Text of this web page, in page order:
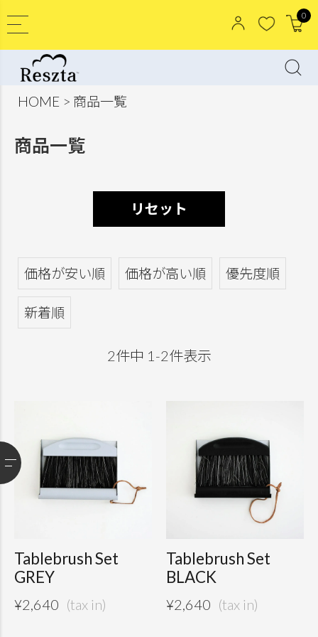
0
HOME 商品一覧
商品一覧
リセット
価格が安い順 価格が高い順 優先度順
新着順
2件中 1 -2件表示
Tablebrush Set
GREY
¥2,640
Tablebrush Set
BLACK
¥2,640